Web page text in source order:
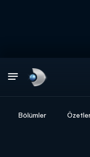
Bölümler